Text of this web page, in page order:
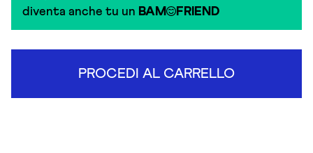
diventa anche tu un BAM FRIEND
PROCEDI AL CARRELLO